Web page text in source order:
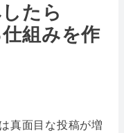
たら
組みを作
真面目な投稿が増